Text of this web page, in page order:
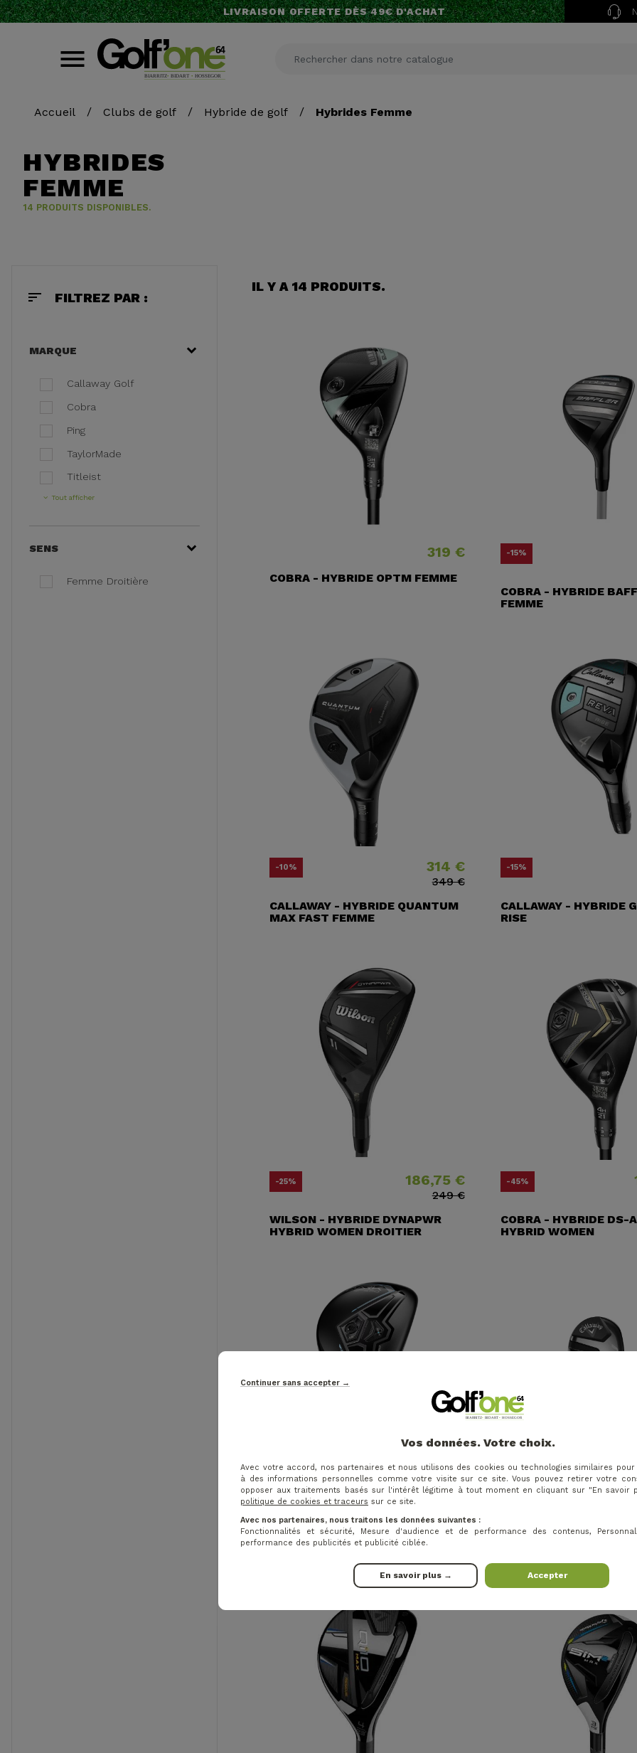
LIVRAISON OFFERTE DÈS 49€ D'ACHAT
Accueil Clubs de golf Hybride de golf Hybrides Femme
HYBRIDES
FEMME
14 PRODUITS DISPONIBLES.
sort FILTREZ PAR :
MARQUE
Callaway Golf
Cobra
Ping
TaylorMade
Titleist
Tout afficher
SENS
Femme Droitière
IL Y A 14 PRODUITS.
Prix
319 €
COBRA - HYBRIDE OPTM FEMME
-15%
COBRA - HYBRIDE
FEMME
-10% 314 €
Prix ​​habituel
349 €
CALLAWAY - HYBRIDE QUANTUM
MAX FAST FEMME
-15%
Prix
CALLAWAY - HYBRIDE
RISE
-25% 186,75 €
Prix ​​habituel
249 €
WILSON - HYBRIDE DYNAPWR
HYBRID WOMEN DROITIER
-45%
Prix
COBRA - HYBRIDE DS-
HYBRID WOMEN
-50% Prix 149,50 €
Prix ​​habituel
299 €
COBRA - HYBRIDE FEMME
-45% Prix
Prix ​​habituel
Continuer sans accepter →
Vos données. Votre choix.
Avec votre accord, nos partenaires et nous utilisons des cookies ou technologies similaires
à des informations personnelles comme votre visite sur ce site. Vous pouvez retirer votre
opposer aux traitements basés sur l'intérêt légitime à tout moment en cliquant sur "En savoir
politique de cookies et traceurs sur ce site.
Avec nos partenaires, nous traitons les données suivantes :
Fonctionnalités et sécurité, Mesure d'audience et de performance des contenus,
performance des publicités et publicité ciblée.
En savoir plus → Accepter